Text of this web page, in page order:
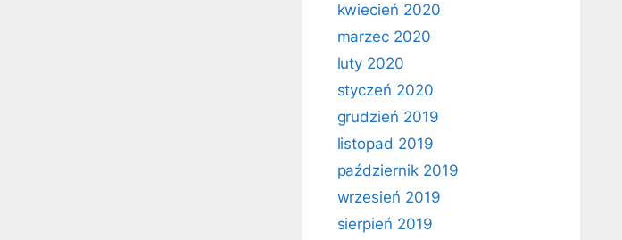
kwiecień 2020
marzec 2020
luty 2020
styczeń 2020
grudzień 2019
listopad 2019
październik 2019
wrzesień 2019
sierpień 2019